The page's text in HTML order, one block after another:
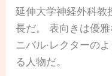
延伸大学神経外科教
長だ。 表向きは優
ニバル·レクターの
る人物だ。